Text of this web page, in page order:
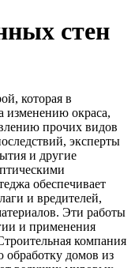
стен
которая в
изменению окраса,
прочих видов
эксперты
и другие
обеспечивает
и вредителей,
Эти работы
и применения
компания
домов из